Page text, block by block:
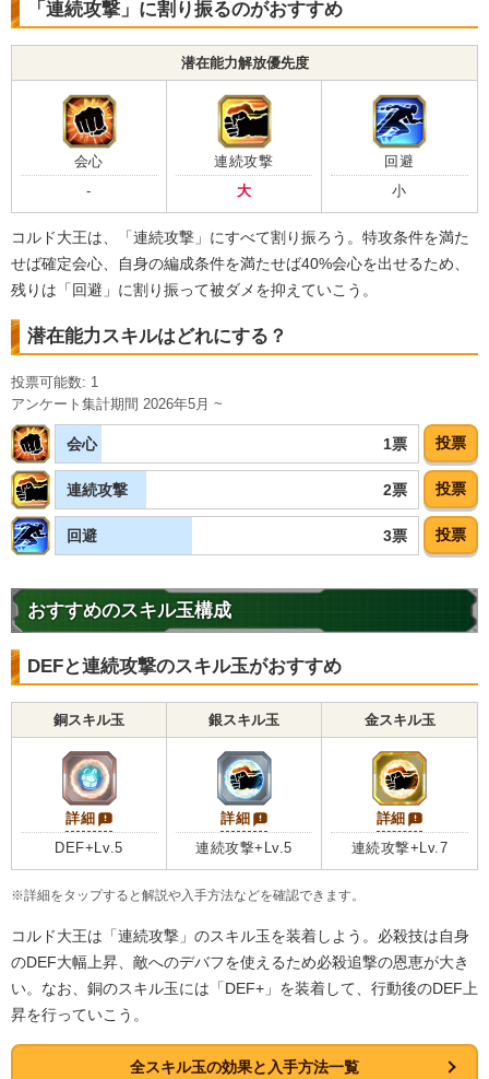
ターゲット孫悟空
クウラ
/
・気力+2
・ATK+55%
【一致するリンクスキル(
残虐
宇宙最凶
宇宙最強の一族
征服の野望
超激戦
【一致するカテゴリー(
恐怖の征服
最凶の一族
ターゲット孫悟空
7.5 /10
【発動リンク効果】
・ATK+55%
残虐
征服の野望
超激戦
ターゲット孫悟空
変身フリーザ
6.0 /10点
【発動リンク効果】
・ATK+45%
【一致するリンクスキル(
宇宙最凶
宇宙最強の一族
征服の野望
超激戦
【一致するカテゴリー(
最凶の一族
恐怖の征服
ターゲット孫悟空
継承する者
ゴルフリ
6.5 /10点
【発動リンク効果】
・気力+2
ATK+40%
征服の野望
【一致するカテゴリー(4)】
最凶の一族
恐怖の征服
【発動リンク効果】
「連続攻撃」に割り振るのがおすすめ
潜在能力解放優先度
会心
-
連続攻撃
大
回避
小
コルド大王は、「連続攻撃」にすべて割り振ろう。特攻条件を満た
せば確定会心、自身の編成条件を満たせば40%会心を出せるため、
残りは「回避」に割り振って被ダメを抑えていこう。
潜在能力スキルはどれにする？
投票可能数: 1
アンケート集計期間 2026年5月 ~
会心 1票 投票
連続攻撃 2票 投票
回避 3票 投票
おすすめのスキル玉構成
DEFと連続攻撃のスキル玉がおすすめ
銅スキル玉 銀スキル玉 金スキル玉
詳細
DEF+Lv.5
詳細
連続攻撃+Lv.5
詳細
連続攻撃+Lv.7
※詳細をタップすると解説や入手方法などを確認できます。
コルド大王は「連続攻撃」のスキル玉を装着しよう。必殺技は自身
のDEF大幅上昇、敵へのデバフを使えるため必殺追撃の恩恵が大き
い。なお、銅のスキル玉には「DEF+」を装着して、行動後のDEF上
昇を行っていこう。
全スキル玉の効果と入手方法一覧